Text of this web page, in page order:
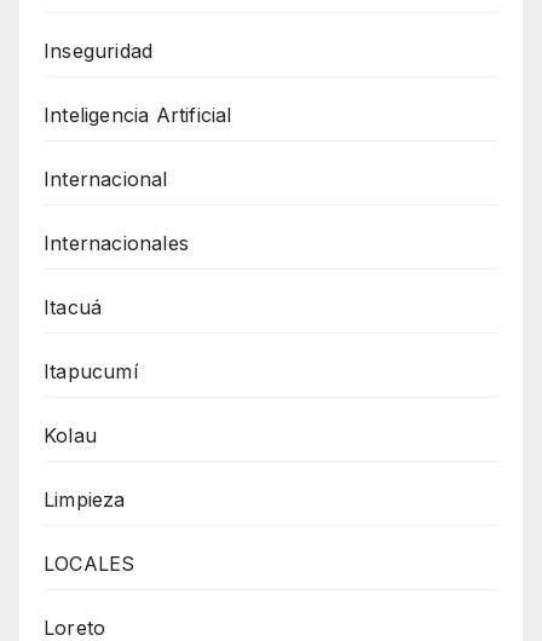
Inseguridad
Inteligencia Artificial
Internacional
Internacionales
Itacuá
Itapucumí
Kolau
Limpieza
LOCALES
Loreto